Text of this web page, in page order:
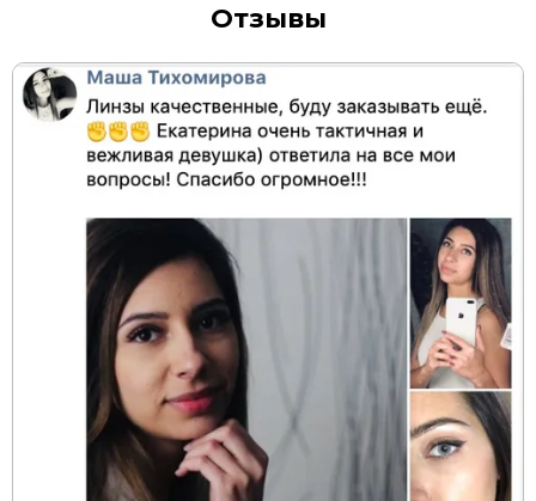
Отзывы